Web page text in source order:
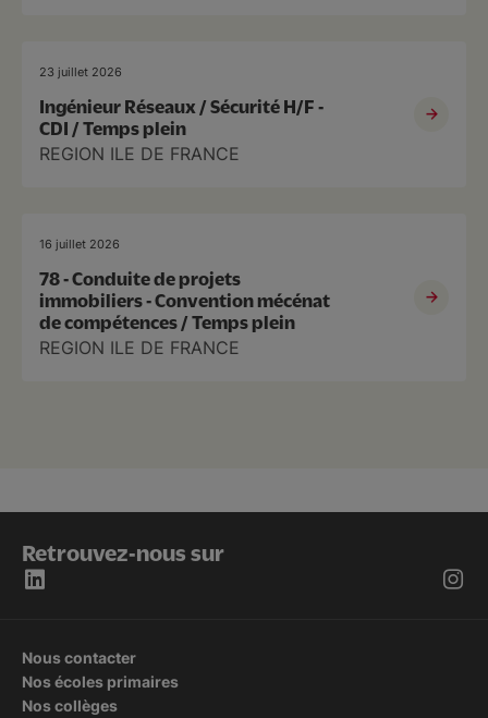
23 juillet 2026
Ingénieur Réseaux / Sécurité H/F -
CDI / Temps plein
REGION ILE DE FRANCE
16 juillet 2026
78 - Conduite de projets
immobiliers - Convention mécénat
de compétences / Temps plein
REGION ILE DE FRANCE
Retrouvez-nous sur
Nous contacter
Nos écoles primaires
Nos collèges